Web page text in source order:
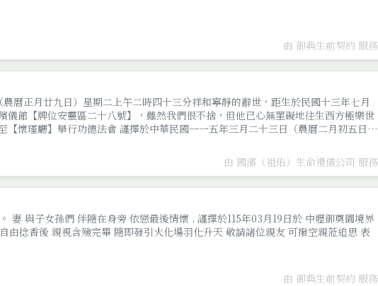
由 御典生前契約 服務
曆正月廿九日）星期二上午二時四十三分祥和寧靜的辭世，距生於民國十三年七月
館【牌位安靈區二十八號】，雖然我們很不捨，但他已心無罣礙地往生西方極樂世
懷瑾廳】舉行功德法會 謹擇於中華民國一一五年三月二十三日（農曆二月初五日）
由 國濱（祖佑）生命禮儀公司 服務
妻 與子女孫們 伴隨在身旁 依戀最後情懷 . 謹擇於115年03月19日於 中壢御奠園境界
捻香後 親視含殮完畢 隨即發引火化場羽化升天 敬請諸位親友 可撥空親蒞追思 表
由 御典生前契約 服務